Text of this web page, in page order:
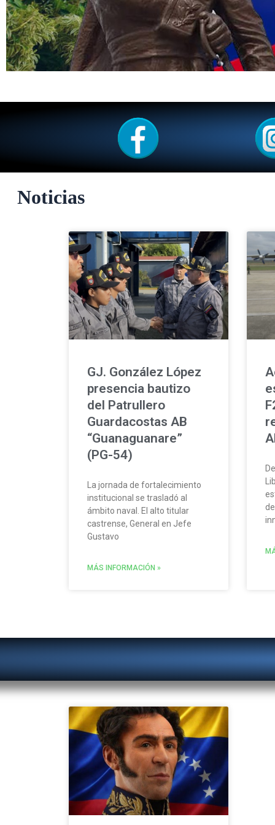
Noticias
GJ. González López
presencia bautizo
del Patrullero
Guardacostas AB
“Guanaguanare”
(PG-54)
La jornada de fortalecimiento
institucional se trasladó al
ámbito naval. El alto titular
castrense, General en Jefe
Gustavo
MÁS INFORMACIÓN »